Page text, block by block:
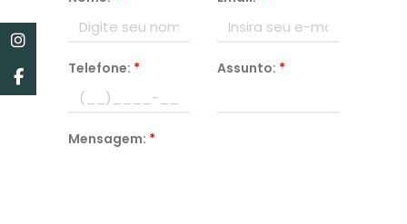
Telefone: * Assunto: *
Mensagem: *